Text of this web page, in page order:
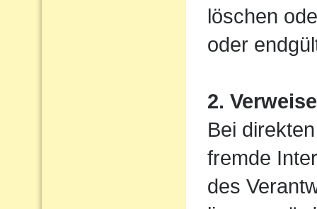
löschen
oder
2.
Bei
fremde
des